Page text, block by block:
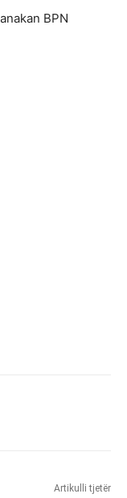
BPN
Artikulli tjetër